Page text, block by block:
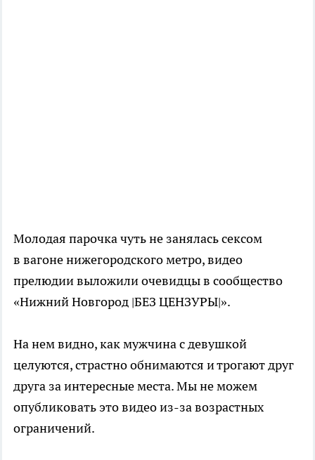
Молодая парочка чуть не занялась сексом
в вагоне нижегородского метро, видео
прелюдии выложили очевидцы в сообщество
«Нижний Новгород |БЕЗ ЦЕНЗУРЫ|».
На нем видно, как мужчина с девушкой
целуются, страстно обнимаются и трогают друг
друга за интересные места. Мы не можем
опубликовать это видео из-за возрастных
ограничений.